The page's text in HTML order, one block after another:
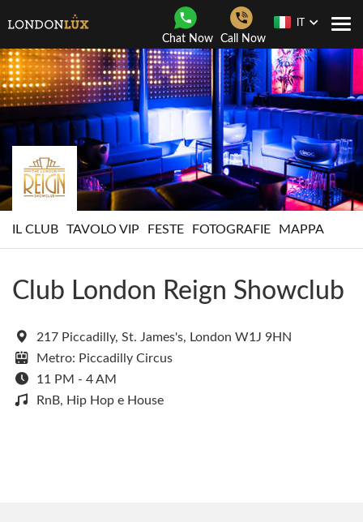
Chat Now Call Now
IL CLUB TAVOLO VIP FESTE FOTOGRAFIE MAPPA
Club London Reign Showclub
217 Piccadilly, St. James's, London W1J 9HN
Metro: Piccadilly Circus
11 PM - 4 AM
RnB, Hip Hop e House